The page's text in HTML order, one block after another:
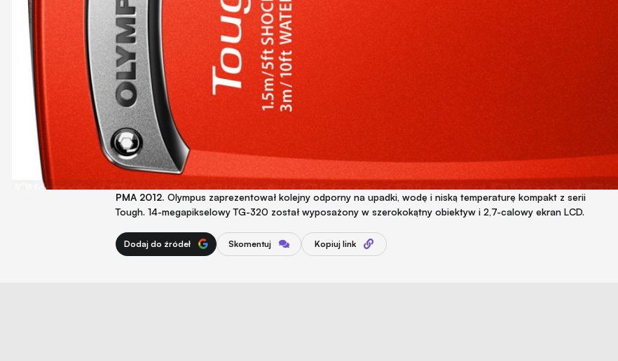
PMA 2012. Olympus zaprezentował kolejny odporny na upadki, wodę i niską temperaturę kompakt z serii
Tough. 14-megapikselowy TG-320 został wyposażony w szerokokątny obiektyw i 2,7-calowy ekran LCD.
Dodaj do źródeł Skomentuj Kopiuj link